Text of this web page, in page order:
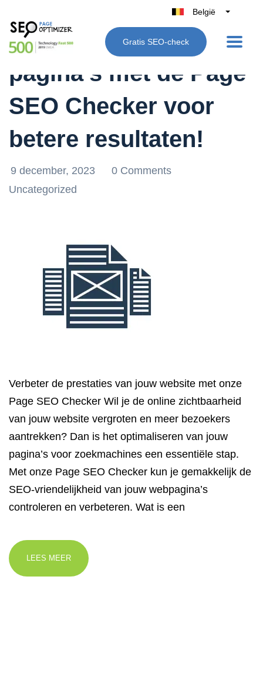
België
Belgique
Nederland
Deutschland
UK
Italië
Gratis SEO-check
Optimaliseer je
pagina’s met de Page
SEO Checker voor
betere resultaten!
9 december, 2023
0 Comments
Uncategorized
Verbeter de prestaties van jouw website met onze
Page SEO Checker Wil je de online zichtbaarheid
van jouw website vergroten en meer bezoekers
aantrekken? Dan is het optimaliseren van jouw
pagina’s voor zoekmachines een essentiële stap.
Met onze Page SEO Checker kun je gemakkelijk de
SEO-vriendelijkheid van jouw webpagina’s
controleren en verbeteren. Wat is een
LEES MEER